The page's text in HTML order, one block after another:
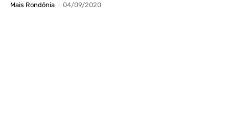
Mais Rondônia - 04/09/2020